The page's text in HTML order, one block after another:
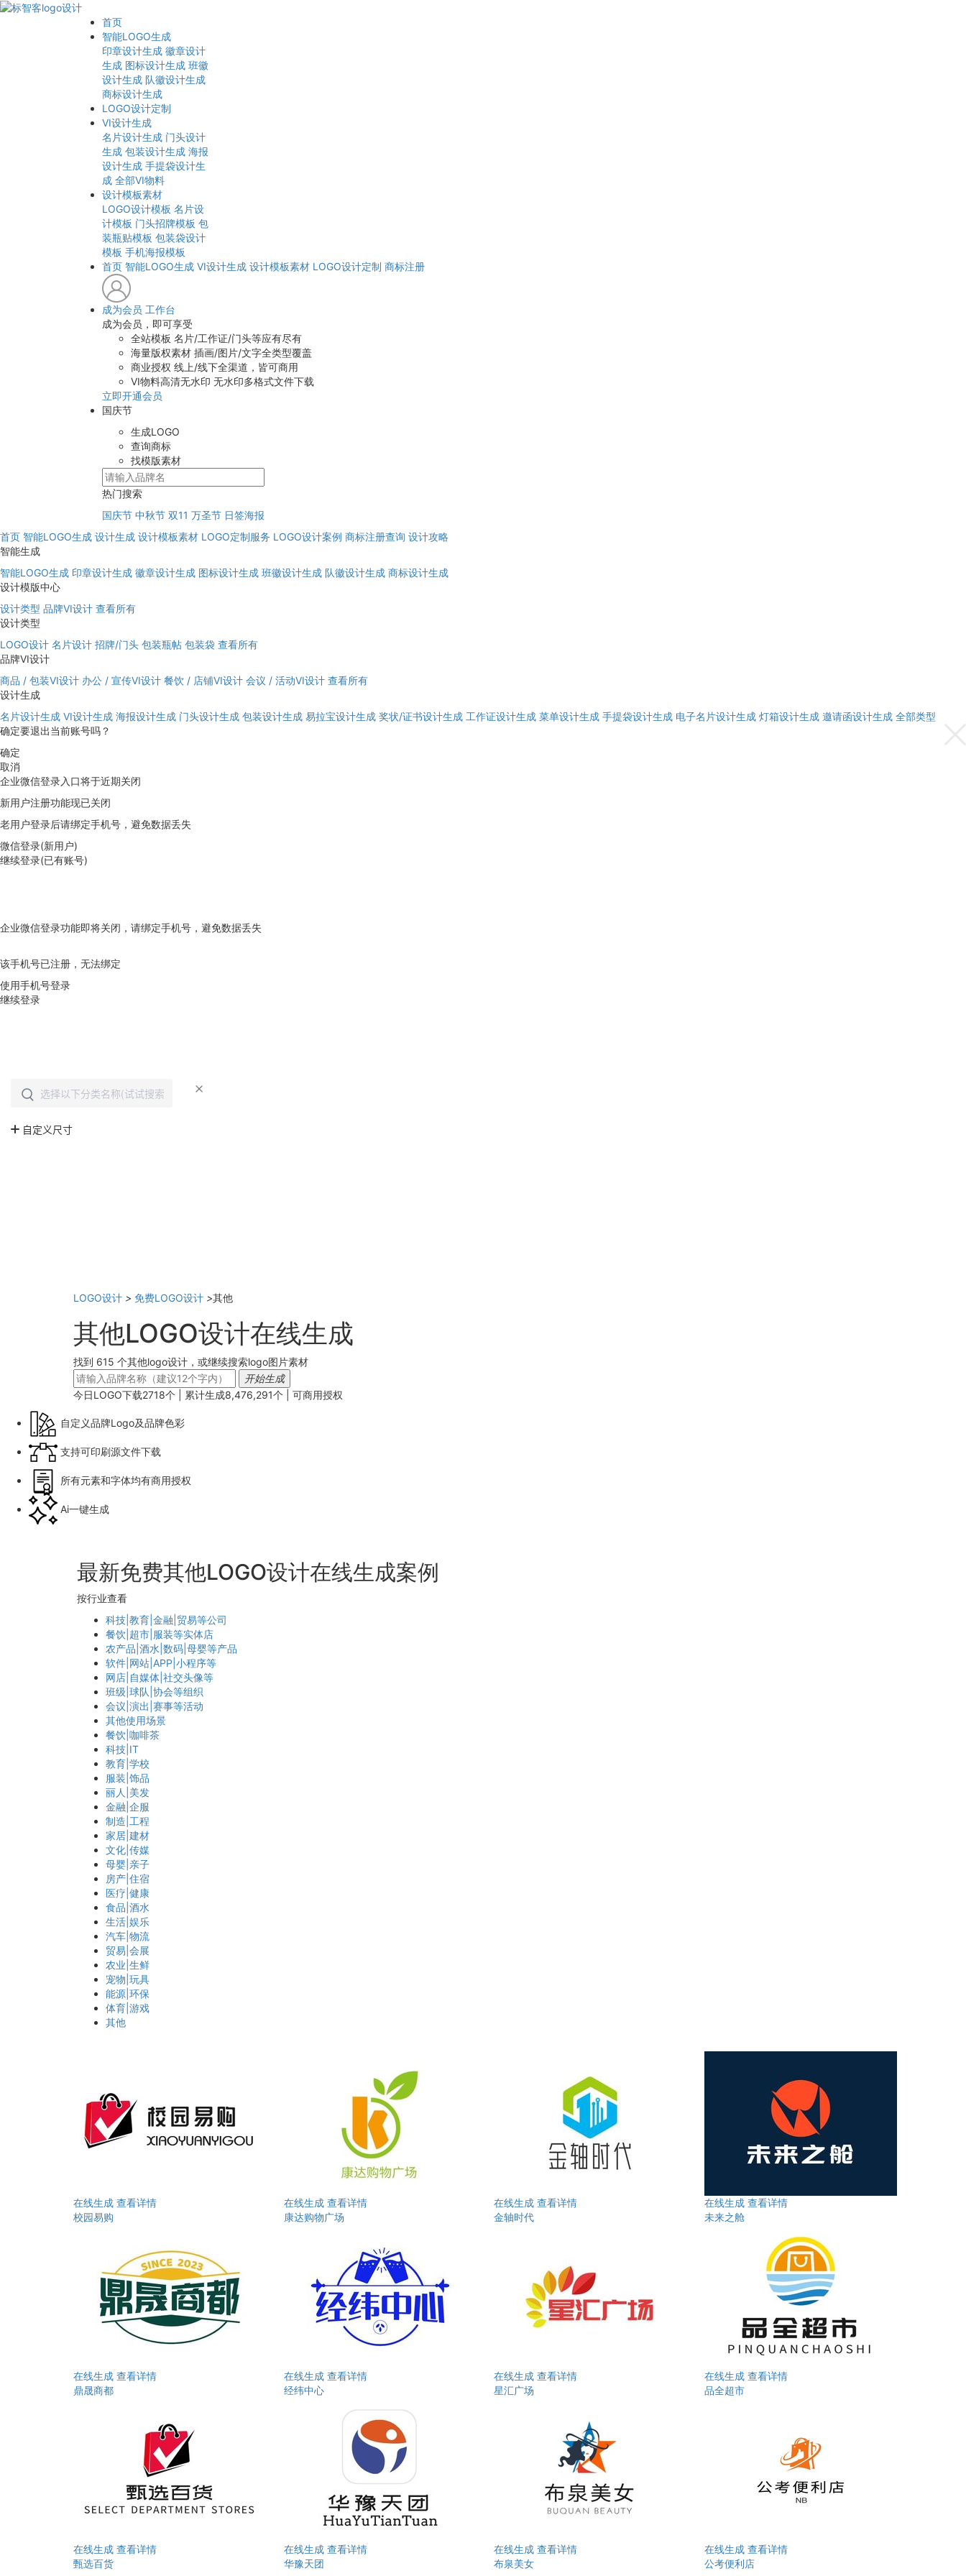
首页
智能LOGO生成
印章设计生成 徽章设计
生成 图标设计生成 班徽
设计生成 队徽设计生成
商标设计生成
LOGO设计定制
VI设计生成
名片设计生成 门头设计
生成 包装设计生成 海报
设计生成 手提袋设计生
成 全部VI物料
设计模板素材
LOGO设计模板 名片设
计模板 门头招牌模板 包
装瓶贴模板 包装袋设计
模板 手机海报模板
首页 智能LOGO生成 VI设计生成 设计模板素材 LOGO设计定制 商标注册
成为会员 工作台
成为会员，即可享受
全站模板 名片/工作证/门头等应有尽有
海量版权素材 插画/图片/文字全类型覆盖
商业授权 线上/线下全渠道，皆可商用
VI物料高清无水印 无水印多格式文件下载
立即开通会员
国庆节
生成LOGO
查询商标
找模版素材
热门搜索
国庆节 中秋节 双11 万圣节 日签海报
首页 智能LOGO生成 设计生成 设计模板素材 LOGO定制服务 LOGO设计案例 商标注册查询 设计攻略
智能生成
智能LOGO生成 印章设计生成 徽章设计生成 图标设计生成 班徽设计生成 队徽设计生成 商标设计生成
设计模版中心
设计类型 品牌VI设计 查看所有
设计类型
LOGO设计 名片设计 招牌/门头 包装瓶帖 包装袋 查看所有
品牌VI设计
商品 / 包装VI设计 办公 / 宣传VI设计 餐饮 / 店铺VI设计 会议 / 活动VI设计 查看所有
设计生成
名片设计生成 VI设计生成 海报设计生成 门头设计生成 包装设计生成 易拉宝设计生成 奖状/证书设计生成 工作证设计生成 菜单设计生成 手提袋设计生成 电子名片设计生成 灯箱设计生成 邀请函设计生成 全部类型
确定要退出当前账号吗？
确定
取消
企业微信登录入口将于近期关闭
新用户注册功能现已关闭
老用户登录后请绑定手机号，避免数据丢失
微信登录(新用户)
继续登录(已有账号)
企业微信登录功能即将关闭，请绑定手机号，避免数据丢失
该手机号已注册，无法绑定
使用手机号登录
继续登录
LOGO设计 > 免费LOGO设计 >其他
其他LOGO设计在线生成
找到 615 个其他logo设计，或继续搜索logo图片素材
开始生成
今日LOGO下载2718个 | 累计生成8,476,291个 | 可商用授权
自定义品牌Logo及品牌色彩
支持可印刷源文件下载
所有元素和字体均有商用授权
Ai一键生成
最新免费其他LOGO设计在线生成案例
按行业查看
科技|教育|金融|贸易等公司
餐饮|超市|服装等实体店
农产品|酒水|数码|母婴等产品
软件|网站|APP|小程序等
网店|自媒体|社交头像等
班级|球队|协会等组织
会议|演出|赛事等活动
其他使用场景
餐饮|咖啡茶
科技|IT
教育|学校
服装|饰品
丽人|美发
金融|企服
制造|工程
家居|建材
文化|传媒
母婴|亲子
房产|住宿
医疗|健康
食品|酒水
生活|娱乐
汽车|物流
贸易|会展
农业|生鲜
宠物|玩具
能源|环保
体育|游戏
其他
在线生成 查看详情
校园易购
在线生成 查看详情
康达购物广场
在线生成 查看详情
金轴时代
在线生成 查看详情
未来之舱
在线生成 查看详情
鼎晟商都
在线生成 查看详情
经纬中心
在线生成 查看详情
星汇广场
在线生成 查看详情
品全超市
在线生成 查看详情
甄选百货
在线生成 查看详情
华豫天团
在线生成 查看详情
布泉美女
在线生成 查看详情
公考便利店